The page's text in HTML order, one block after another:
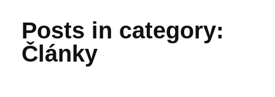
Posts in category:
Články